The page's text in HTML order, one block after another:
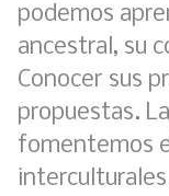
podemos
ancestral, su
Conocer sus
propuestas.
fomentemos